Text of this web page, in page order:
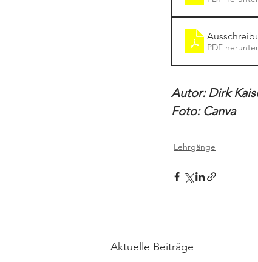
PDF
Autor: Dirk
Foto: Canva
Lehrgänge
Aktuelle Beiträge